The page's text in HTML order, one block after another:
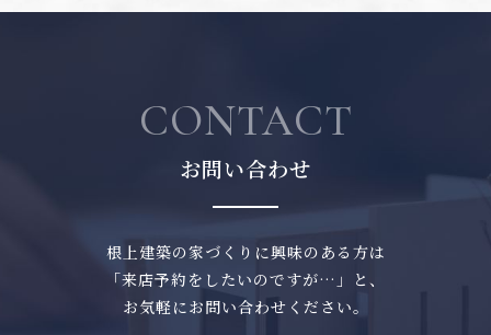
CONTACT
お問い合わせ
根上建築の家づくりに興味のある方は
「来店予約をしたいのですが…」と、
お気軽にお問い合わせください。